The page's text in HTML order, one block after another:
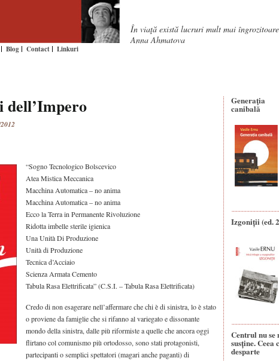
Blog Contact Linkuri
În viaţă există lucruri mult mai
Anna Ahmatova
“Sogno Tecnologico Bolscevico
Atea Mistica Meccanica
Macchina Automatica – no anima
Macchina Automatica – no anima
Ecco la Terra in Permanente Rivoluzione
Ridotta imbelle sterile igienica
Una Unità Di Produzione
Unità di Produzione
Tecnica d’Acciaio
Scienza Armata Cemento
Tabula Rasa Elettrificata” (C.S.I. – Tabula Rasa Elettrificata)
Credo di non esagerare nell’affermare che chi è di sinistra, lo è stato
o proviene da famiglie che si rifanno al variegato e dissonante
mondo della sinistra, dalle più riformiste a quelle che ancora oggi
flirtano col comunismo più ortodosso, sono stati protagonisti,
partecipanti o semplici spettatori (magari anche paganti) di
Generaţia
canibală
Izgoniții (ed.
Centrul nu se
susține. Ceea
desparte